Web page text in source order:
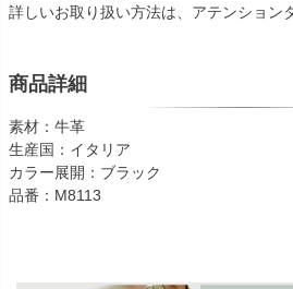
詳しいお取り扱い方法は、アテンション
商品詳細
素材：牛革
生産国：イタリア
カラー展開：ブラック
品番：M8113